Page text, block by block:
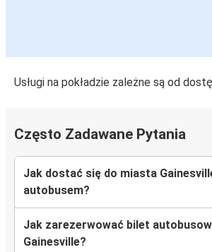
Usługi na pokładzie zależne są od
Często Zadawane Pytania
Jak dostać się do miasta
autobusem?
Jak zarezerwować bilet
Gainesville?